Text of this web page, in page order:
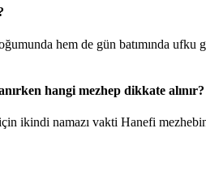
hem de gün batımında ufku
hangi mezhep dikkate alınır?
ikindi namazı vakti Hanefi